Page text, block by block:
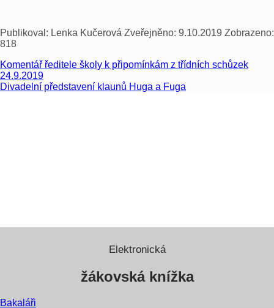
Publikoval: Lenka Kučerová Zveřejněno: 9.10.2019 Zobrazeno:
818
Komentář ředitele školy k připomínkám z třídních schůzek
24.9.2019
Divadelní představení klaunů Huga a Fuga
Elektronická
žákovská knížka
Bakaláři